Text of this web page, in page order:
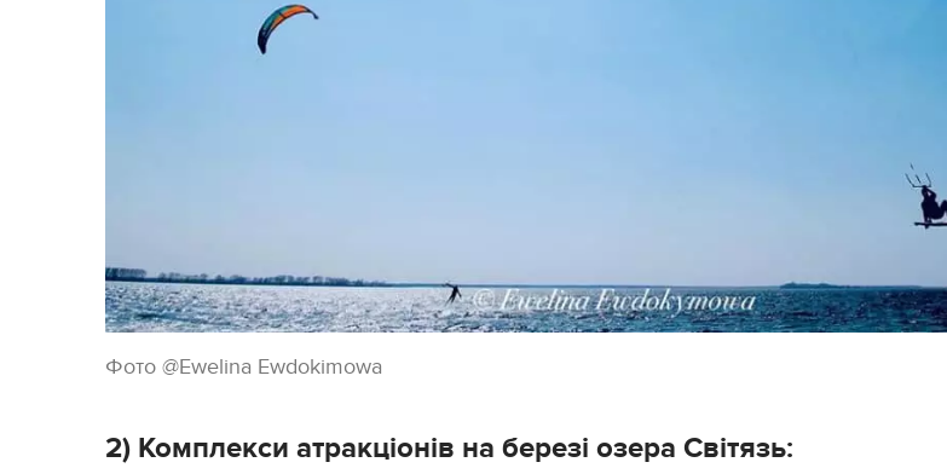
Фото @Ewelina Ewdokimowa
2) Комплекси атракціонів на березі озера Світязь: